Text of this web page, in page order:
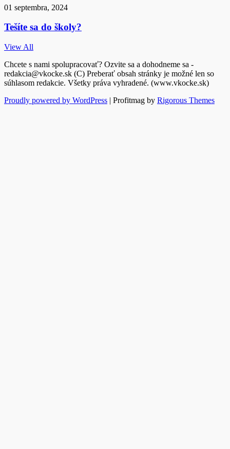
01 septembra, 2024
Tešíte sa do školy?
View All
Chcete s nami spolupracovať? Ozvite sa a dohodneme sa -
redakcia@vkocke.sk (C) Preberať obsah stránky je možné len so
súhlasom redakcie. Všetky práva vyhradené. (www.vkocke.sk)
Proudly powered by WordPress | Profitmag by Rigorous Themes